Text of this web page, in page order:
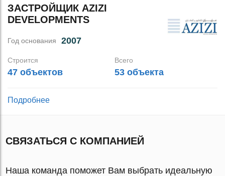
ЗАСТРОЙЩИК AZIZI
DEVELOPMENTS
Год основания 2007
Строится
47 объектов
Всего
53 объекта
Подробнее
СВЯЗАТЬСЯ С КОМПАНИЕЙ
Наша команда поможет Вам выбрать идеальную